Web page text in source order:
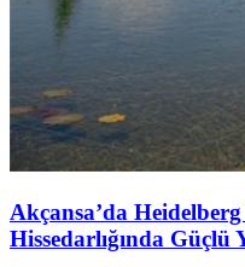
Akçansa’da
Hissedarlığında Güçlü